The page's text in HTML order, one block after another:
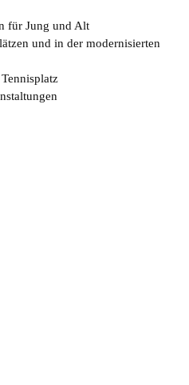
für Jung und Alt
und in der modernisierten